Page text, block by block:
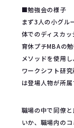
■勉強会の様子
まず3人の小グル
体でのディスカッ
育休プチMBAの
メソッドを使用
ワークシフト研
は登場人物が所
職場の中で同僚
いか、職場内の